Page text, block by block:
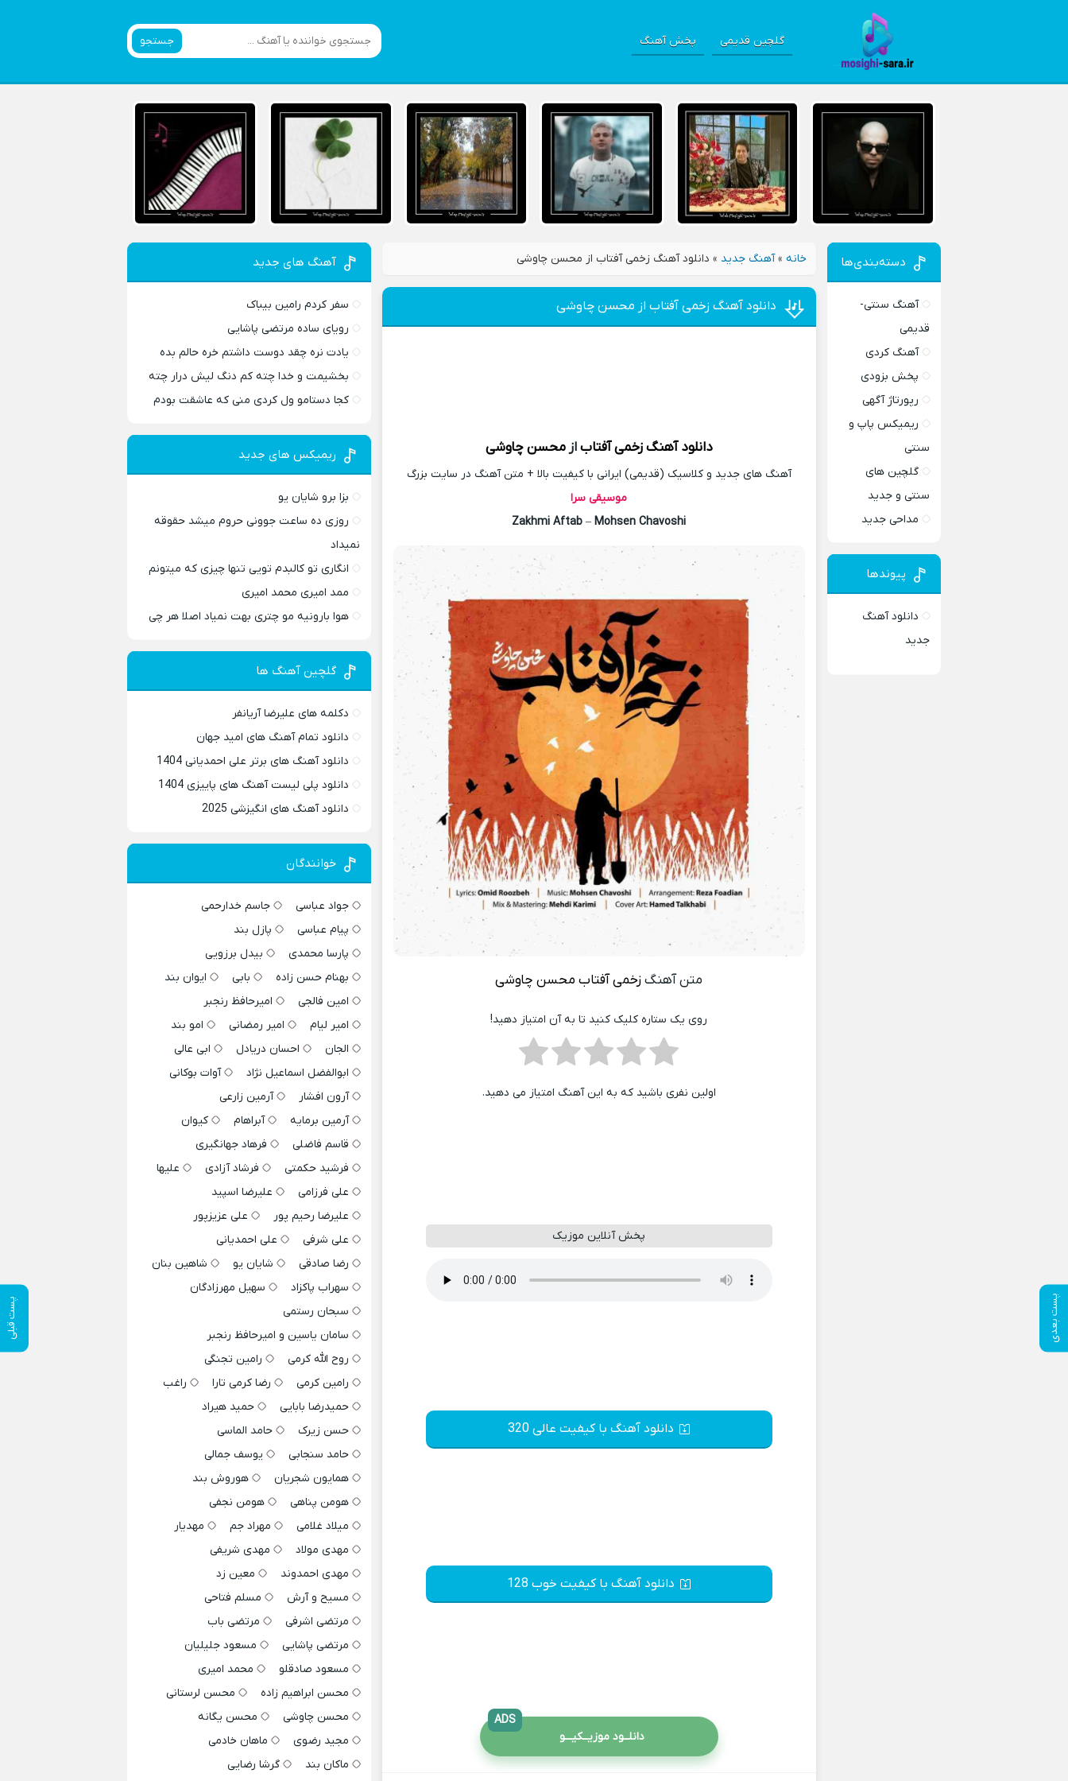
گلچین قدیمی پخش آهنگ جستجو
خانه »آهنگ جدید » دانلود آهنگ زخمی آفتاب از محسن چاوشی
پست بعدی پست قبلی
دانلود آهنگ زخمی آفتاب از محسن چاوشی
دانلود آهنگزخمی آفتابازمحسن چاوشی
آهنگ های جدید و کلاسیک (قدیمی) ایرانی با کیفیت بالا + متن آهنگ در سایت بزرگ
موسیقی سرا
Zakhmi Aftab –Mohsen Chavoshi
متن آهنگ زخمی آفتاب محسن چاوشی
روی یک ستاره کلیک کنید تا به آن امتیاز دهید!
اولین نفری باشید که به این آهنگ امتیاز می دهید.
پخش آنلاین موزیک
دانلود آهنگ با کیفیت عالی 320
دانلود آهنگ با کیفیت خوب 128
دانلــود موزیــکیـــو
ADS
دسته‌بندی‌ها
آهنگ سنتی-
قدیمی
آهنگ کردی
پخش بزودی
رپورتاژ آگهی
ریمیکس پاپ و
سنتی
گلچین های
سنتی و جدید
مداحی جدید
پیوندها
دانلود آهنگ
جدید
آهنگ های جدید
سفر کردم رامین بیباک
رویای ساده مرتضی پاشایی
یادت نره چقد دوست داشتم خره حالم بده
بخشیمت و خدا چته کم دنگ لیش درار چته
کجا دستامو ول کردی منی که عاشقت بودم
ریمیکس های جدید
بزا برو شایان یو
روزی ده ساعت جوونی حروم میشد حقوقه
نمیداد
انگاری تو کالبدم تویی تنها چیزی که میتونم
ممد امیری محمد امیری
هوا بارونیه مو چتری بهت نمیاد اصلا هر چی
گلچین آهنگ ها
دکلمه های علیرضا آریانفر
دانلود تمام آهنگ های امید جهان
دانلود آهنگ های برتر علی احمدیانی 1404
دانلود پلی لیست آهنگ های پاییزی 1404
دانلود آهنگ های انگیزشی 2025
خوانندگان
جواد عباسی
جاسم خدارحمی
پیام عباسی
پازل بند
پارسا محمدی
بیدل برزویی
بهنام حسن زاده
بابی
ایوان بند
امین فالجی
امیرحافظ رنجبر
امیر لیام
امیر رمضانی
امو بند
الجان
احسان دریادل
ابی عالی
ابوالفضل اسماعیل نژاد
آوات بوکانی
آرون افشار
آرمین زارعی
آرمین برمایه
آبراهام
کیوان
قاسم فاضلی
فرهاد جهانگیری
فرشید حکمتی
فرشاد آزادی
علیها
علی فرزامی
علیرضا اسپید
علیرضا رحیم پور
علی عزیزپور
علی شرفی
علی احمدیانی
رضا صادقی
شایان یو
شاهین بنان
سهراب پاکزاد
سهیل مهرزادگان
سبحان رستمی
سامان یاسین و امیرحافظ رنجبر
روح الله کرمی
رامین تجنگی
رامین کرمی
رضا کرمی تارا
راغب
حمیدرضا بابایی
حمید هیراد
حسن زیرک
حامد الماسی
حامد سنجابی
یوسف جمالی
همایون شجریان
هوروش بند
هومن پناهی
هومن نجفی
میلاد غلامی
مهراد جم
مهدیار
مهدی مولاد
مهدی شریفی
مهدی احمدوند
معین زد
مسیح و آرش
مسلم فتاحی
مرتضی اشرفی
مرتضی باب
مرتضی پاشایی
مسعود جلیلیان
مسعود صادقلو
محمد امیری
محسن ابراهیم زاده
محسن لرستانی
محسن چاوشی
محسن یگانه
مجید رضوی
ماهان خادمی
ماکان بند
گرشا رضایی